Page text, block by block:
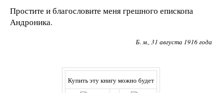
Простите и благословите меня грешного епископа
Андроника.
Б. м., 31 августа 1916 года
Купить эту книгу можно будет